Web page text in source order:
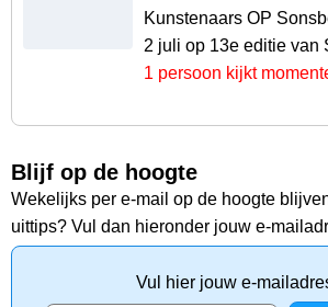
Kunstenaars OP
2 juli op 13e editie van
1 persoon kijkt
Blijf op de hoogte
Wekelijks per e-mail op de hoogte
uittips? Vul dan hieronder jouw e-
Vul hier jouw e-